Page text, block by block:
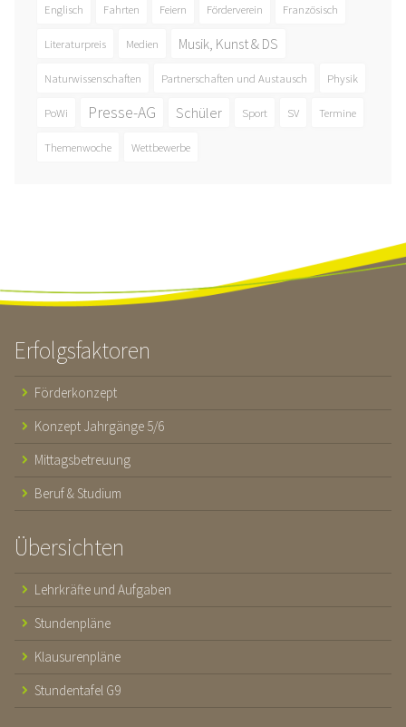
Englisch Fahrten Feiern Förderverein Französisch
Literaturpreis Medien Musik, Kunst & DS
Naturwissenschaften Partnerschaften und Austausch Physik
PoWi Presse-AG Schüler Sport SV Termine
Themenwoche Wettbewerbe
Erfolgsfaktoren
Förderkonzept
Konzept Jahrgänge 5/6
Mittagsbetreuung
Beruf & Studium
Übersichten
Lehrkräfte und Aufgaben
Stundenpläne
Klausurenpläne
Stundentafel G9